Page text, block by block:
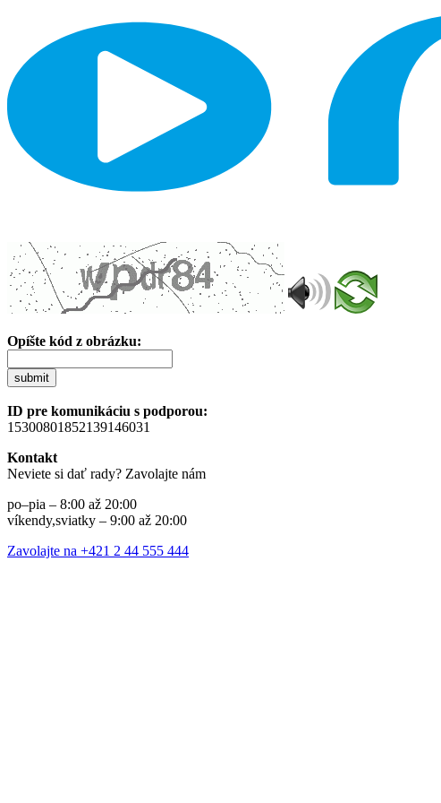
Opíšte kód z obrázku:
submit
ID pre komunikáciu s podporou:
15300801852139146031
Kontakt
Neviete si dať rady? Zavolajte nám
po–pia – 8:00 až 20:00
víkendy,sviatky – 9:00 až 20:00
Zavolajte na +421 2 44 555 444